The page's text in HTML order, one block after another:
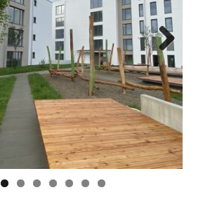
Next